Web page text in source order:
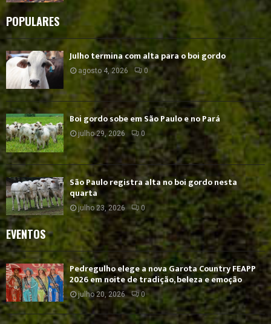
POPULARES
Julho termina com alta para o boi gordo
agosto 4, 2026 0
Boi gordo sobe em São Paulo e no Pará
julho 29, 2026 0
São Paulo registra alta no boi gordo nesta
quarta
julho 23, 2026 0
EVENTOS
Pedregulho elege a nova Garota Country FEAPP
2026 em noite de tradição, beleza e emoção
julho 20, 2026 0